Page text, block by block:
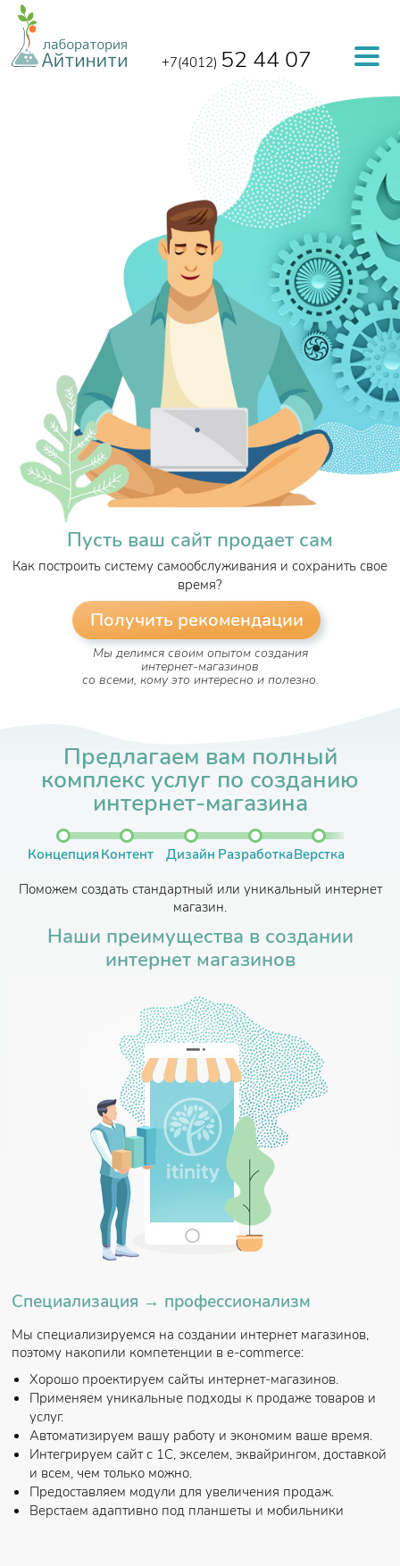
Перейти к основному содержанию
+7(4012) 52 44 07
Пусть ваш сайт продает сам
Как построить систему самообслуживания и сохранить свое
время?
Получить рекомендации
Мы делимся своим опытом создания
интернет-магазинов
со всеми, кому это интересно и полезно.
Предлагаем вам полный
комплекс услуг по созданию
интернет-магазина
КонцепцияКонтент Дизайн РазработкаВерстка
Поможем создать стандартный или уникальный интернет
магазин.
Наши преимущества в создании
интернет магазинов
Специализация → профессионализм
Мы специализируемся на создании интернет магазинов,
поэтому накопили компетенции в e-commerce:
Хорошо проектируем сайты интернет-магазинов.
Применяем уникальные подходы к продаже товаров и
услуг.
Автоматизируем вашу работу и экономим ваше время.
Интегрируем сайт с 1С, экселем, эквайрингом, доставкой
и всем, чем только можно.
Предоставляем модули для увеличения продаж.
Верстаем адаптивно под планшеты и мобильники